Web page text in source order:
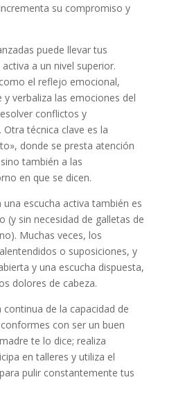
su compromiso y
puede llevar tus
a un nivel superior.
el reflejo emocional,
verbaliza las emociones del
conflictos y
técnica clave es la
donde se presta atención
también a las
en que se dicen.
escucha activa también es
sin necesidad de galletas de
Muchas veces, los
o suposiciones, y
y una escucha dispuesta,
dolores de cabeza.
de la capacidad de
con ser un buen
te lo dice; realiza
en talleres y utiliza el
pulir constantemente tus